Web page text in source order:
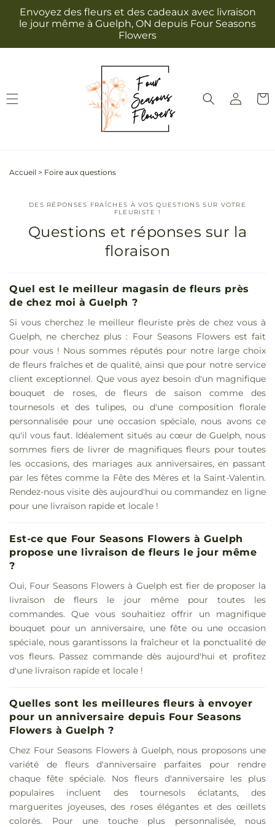
passer
au
Envoyez des fleurs et des cadeaux avec livraison
le jour même à Guelph, ON depuis Four Seasons
Flowers
Connexion
Accueil > Foire aux questions
DES RÉPONSES FRAÎCHES À VOS QUESTIONS SUR VOTRE
FLEURISTE !
Questions et réponses sur la
floraison
Quel est le meilleur magasin de fleurs près
de chez moi à Guelph ?
Si vous cherchez le meilleur fleuriste près de chez vous à
Guelph, ne cherchez plus : Four Seasons Flowers est fait
pour vous ! Nous sommes réputés pour notre large choix
de fleurs fraîches et de qualité, ainsi que pour notre service
client exceptionnel. Que vous ayez besoin d'un magnifique
bouquet de roses, de fleurs de saison comme des
tournesols et des tulipes, ou d'une composition florale
personnalisée pour une occasion spéciale, nous avons ce
qu'il vous faut. Idéalement situés au cœur de Guelph, nous
sommes fiers de livrer de magnifiques fleurs pour toutes
les occasions, des mariages aux anniversaires, en passant
par les fêtes comme la Fête des Mères et la Saint-Valentin.
Rendez-nous visite dès aujourd'hui ou commandez en ligne
pour une livraison rapide et locale !
Est-ce que Four Seasons Flowers à Guelph
propose une livraison de fleurs le jour même
?
Oui, Four Seasons Flowers à Guelph est fier de proposer la
livraison de fleurs le jour même pour toutes les
commandes. Que vous souhaitiez offrir un magnifique
bouquet pour un anniversaire, une fête ou une occasion
spéciale, nous garantissons la fraîcheur et la ponctualité de
vos fleurs. Passez commande dès aujourd'hui et profitez
d'une livraison rapide et locale !
Quelles sont les meilleures fleurs à envoyer
pour un anniversaire depuis Four Seasons
Flowers à Guelph ?
Chez Four Seasons Flowers à Guelph, nous proposons une
variété de fleurs d'anniversaire parfaites pour rendre
chaque fête spéciale. Nos fleurs d'anniversaire les plus
populaires incluent des tournesols éclatants, des
marguerites joyeuses, des roses élégantes et des œillets
colorés. Pour une touche plus personnalisée, nous